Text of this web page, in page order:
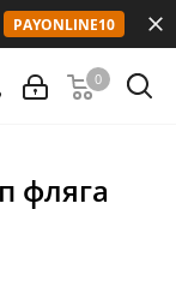
PAYONLINE10
0
фляга